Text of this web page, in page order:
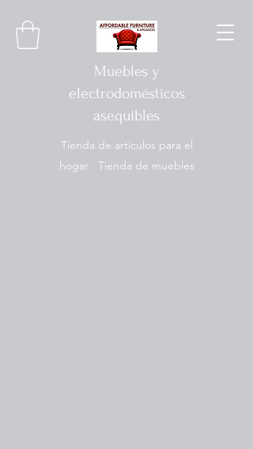
Muebles y
electrodomésticos
asequibles
Tienda de artículos para el
hogar · Tienda de muebles